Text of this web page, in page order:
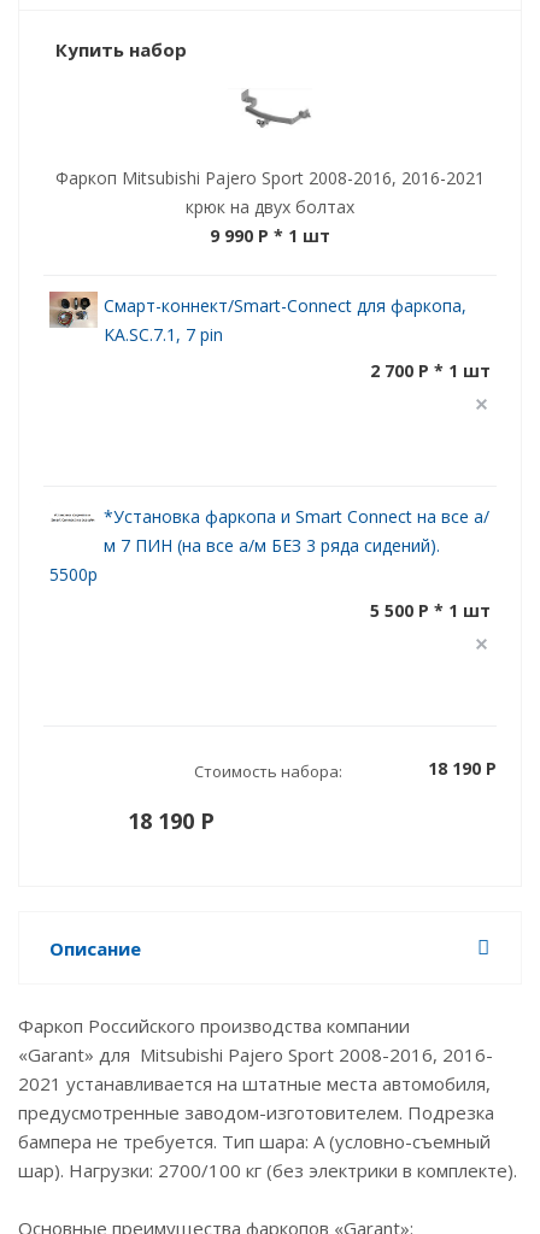
Купить набор
Фаркоп Mitsubishi Pajero Sport 2008-2016, 2016-2021
крюк на двух болтах
9 990 P * 1 шт
Смарт-коннект/Smart-Connect для фаркопа,
KA.SC.7.1, 7 pin
2 700 P * 1 шт
*Установка фаркопа и Smart Connect на все а/
м 7 ПИН (на все а/м БЕЗ 3 ряда сидений).
5500р
5 500 P * 1 шт
Стоимость набора: 18 190 P
18 190 P
Описание
Фаркоп Российского производства компании
«Garant» для Mitsubishi Pajero Sport 2008-2016, 2016-
2021 устанавливается на штатные места автомобиля,
предусмотренные заводом-изготовителем. Подрезка
бампера не требуется. Тип шара: А (условно-съемный
шар). Нагрузки: 2700/100 кг (без электрики в комплекте).
Основные преимущества фаркопов «Garant»: